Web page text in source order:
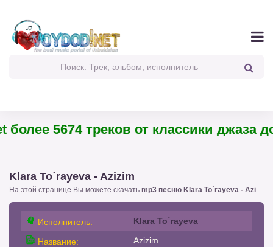
5674 треков от классики джаза до
Klara To`rayeva - Azizim
На этой странице Вы можете скачать mp3 песню Klara To`rayeva - Azizim
Исполнитель: Klara To`rayeva
Название: Azizim